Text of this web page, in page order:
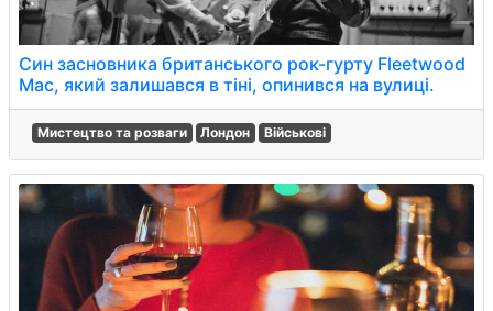
Син засновника британського рок-гурту Fleetwood
Mac, який залишався в тіні, опинився на вулиці.
Мистецтво та розваги Лондон Військові